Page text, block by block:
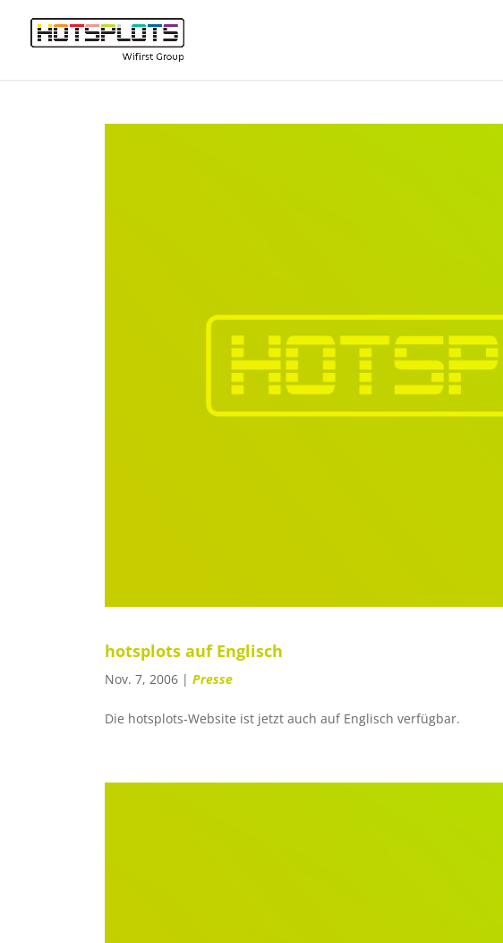
hotsplots auf Englisch
Nov. 7, 2006 | Presse
Die hotsplots-Website ist jetzt auch auf Englisch verfügbar.